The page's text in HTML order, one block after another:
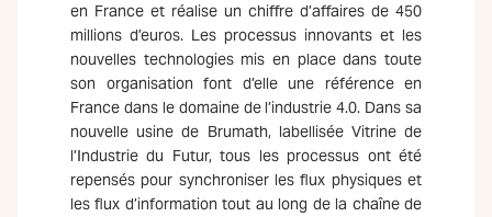
en France et réalise un chiffre d’affaires de 450
millions d’euros. Les processus innovants et les
nouvelles technologies mis en place dans toute
son organisation font d’elle une référence en
France dans le domaine de l’industrie 4.0. Dans sa
nouvelle usine de Brumath, labellisée Vitrine de
l’Industrie du Futur, tous les processus ont été
repensés pour synchroniser les flux physiques et
les flux d’information tout au long de la chaîne de